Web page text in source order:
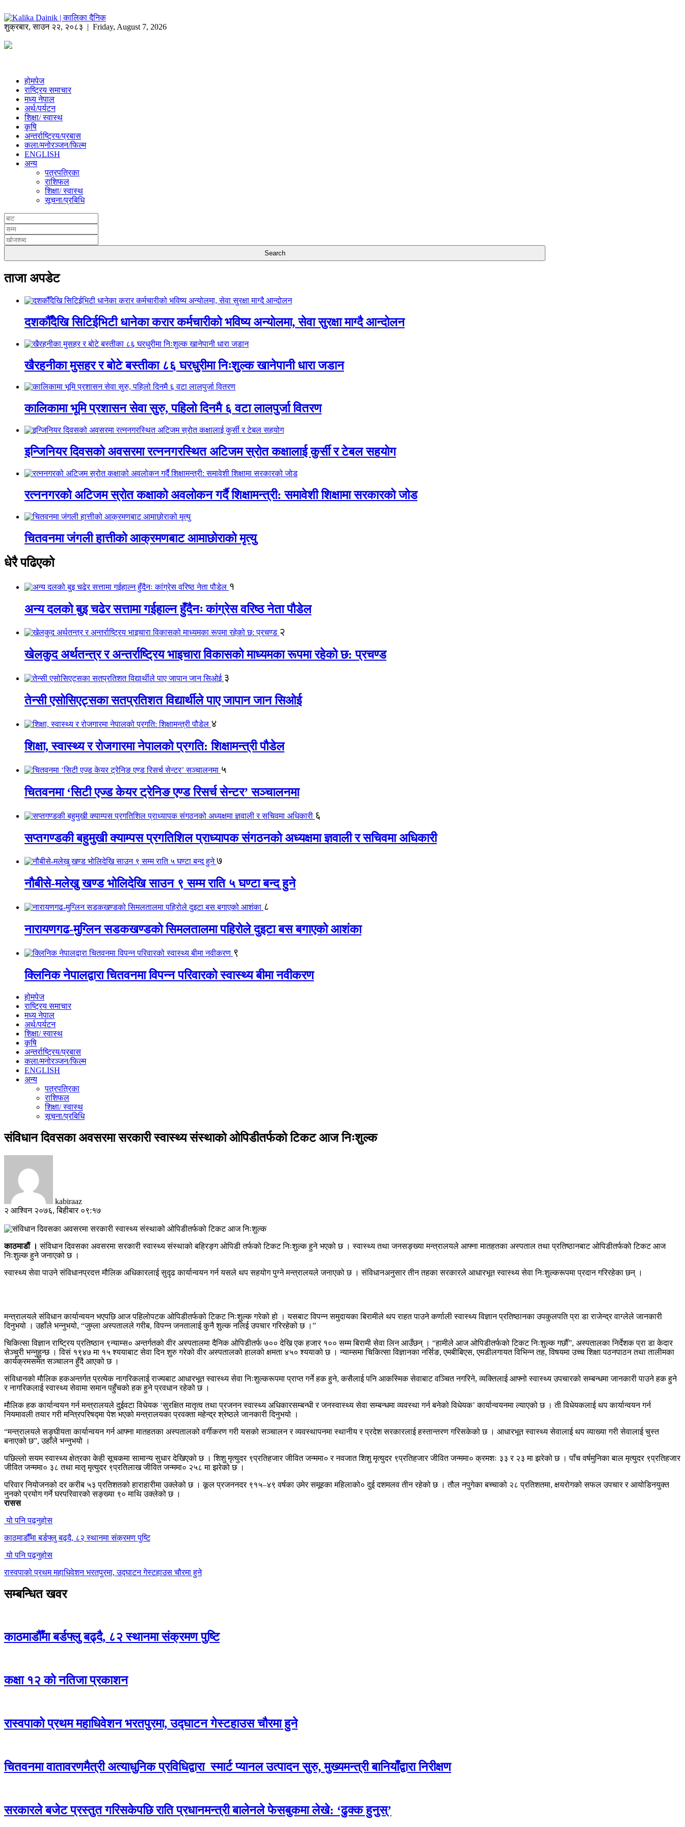
शुक्रबार,साउन २२, २०८३ | Friday, August 7, 2026
होमपेज
राष्ट्रिय समाचार
मध्य नेपाल
अर्थ/पर्यटन
शिक्षा/ स्वास्थ
कृषि
अन्तर्राष्ट्रिय/प्रबास
कला/मनोरञ्जन/फिल्म
ENGLISH
अन्य
पत्रपत्रिका
राशिफल
शिक्षा/ स्वास्थ
सूचना/प्रबिधि
ताजा अपडेट
दशकौँदेखि सिटिईभिटी धानेका करार कर्मचारीको भविष्य अन्योलमा, सेवा सुरक्षा माग्दै आन्दोलन
खैरहनीका मुसहर र बोटे बस्तीका ८६ घरधुरीमा निःशुल्क खानेपानी धारा जडान
कालिकामा भूमि प्रशासन सेवा सुरु, पहिलो दिनमै ६ वटा लालपुर्जा वितरण
इन्जिनियर दिवसको अवसरमा रत्ननगरस्थित अटिजम स्रोत कक्षालाई कुर्सी र टेबल सहयोग
रत्ननगरको अटिजम स्रोत कक्षाको अवलोकन गर्दै शिक्षामन्त्री: समावेशी शिक्षामा सरकारको जोड
चितवनमा जंगली हात्तीको आक्रमणबाट आमाछोराको मृत्यु
धेरै पढिएको
१
अन्य दलको बुइ चढेर सत्तामा गईहाल्न हुँदैनः कांग्रेस वरिष्ठ नेता पौडेल
२
खेलकुद अर्थतन्त्र र अन्तर्राष्ट्रिय भाइचारा विकासको माध्यमका रूपमा रहेको छ: प्रचण्ड
३
तेन्सी एसोसिएट्सका सतप्रतिशत विद्यार्थीले पाए जापान जान सिओई
४
शिक्षा, स्वास्थ्य र रोजगारमा नेपालको प्रगति: शिक्षामन्त्री पौडेल
५
चितवनमा ‘सिटी एज्ड केयर ट्रेनिङ एण्ड रिसर्च सेन्टर’ सञ्चालनमा
६
सप्तगण्डकी बहुमुखी क्याम्पस प्रगतिशिल प्राध्यापक संगठनको अध्यक्षमा ज्ञवाली र सचिवमा अधिकारी
७
नौबीसे-मलेखु खण्ड भोलिदेखि साउन ९ सम्म राति ५ घण्टा बन्द हुने
८
नारायणगढ-मुग्लिन सडकखण्डको सिमलतालमा पहिरोले दुइटा बस बगाएको आशंका
९
क्लिनिक नेपालद्वारा चितवनमा विपन्न परिवारको स्वास्थ्य बीमा नवीकरण
होमपेज
राष्ट्रिय समाचार
मध्य नेपाल
अर्थ/पर्यटन
शिक्षा/ स्वास्थ
कृषि
अन्तर्राष्ट्रिय/प्रबास
कला/मनोरञ्जन/फिल्म
ENGLISH
अन्य
पत्रपत्रिका
राशिफल
शिक्षा/ स्वास्थ
सूचना/प्रबिधि
संविधान दिवसका अवसरमा सरकारी स्वास्थ्य संस्थाको ओपिडीतर्फको टिकट आज निःशुल्क
kabiraaz
२ आश्विन २०७६, बिहीबार ०९:१७
काठमाडौं । संविधान दिवसका अवसरमा सरकारी स्वास्थ्य संस्थाको बहिरङ्ग ओपिडी तर्फको टिकट निःशुल्क हुने भएको छ । स्वास्थ्य तथा जनसङ्ख्या मन्त्रालयले आफ्ना मातहतका अस्पताल तथा प्रतिष्ठानबाट ओपिडीतर्फको टिकट आज
निःशुल्क हुने जनाएको छ ।
स्वास्थ्य सेवा पाउने संविधानप्रदत्त मौलिक अधिकारलाई सुदृढ कार्यान्वयन गर्न यसले थप सहयोग पुग्ने मन्त्रालयले जनाएको छ । संविधानअनुसार तीन तहका सरकारले आधारभूत स्वास्थ्य सेवा निःशुल्करूपमा प्रदान गरिरहेका छन् ।
मन्त्रालयले संविधान कार्यान्वयन भएपछि आज पहिलोपटक ओपिडीतर्फको टिकट निःशुल्क गरेको हो । यसबाट विपन्न समुदायका बिरामीले थप राहत पाउने कर्णाली स्वास्थ्य विज्ञान प्रतिष्ठानका उपकुलपति प्रा डा राजेन्द्र वाग्लेले जानकारी
दिनुभयो । उहाँले भन्नुभयो, “जुम्ला अस्पतालले गरीब, विपन्न जनतालाई कुनै शुल्क नलिई उपचार गरिरहेको छ ।”
चिकित्सा विज्ञान राष्ट्रिय प्रतिष्ठान ९न्याम्स० अन्तर्गतको वीर अस्पतालमा दैनिक ओपिडीतर्फ ७०० देखि एक हजार १०० सम्म बिरामी सेवा लिन आउँछन् । “हामीले आज ओपिडीतर्फको टिकट निःशुल्क गर्छौँ”, अस्पतालका निर्देशक प्रा डा केदार
सेञ्चुरी भन्नुहुन्छ । विसं १९४७ मा १५ श्ययाबाट सेवा दिन शुरु गरेको वीर अस्पतालको हालको क्षमता ४५० श्ययाको छ । न्याम्समा चिकित्सा विज्ञानका नर्सिङ, एमबीबिएस, एमडीलगायत विभिन्न तह, विषयमा उच्च शिक्षा पठनपाठन तथा तालीमका
कार्यक्रमसमेत सञ्चालन हुँदै आएको छ ।
संविधानको मौलिक हकअन्तर्गत प्रत्येक नागरिकलाई राज्यबाट आधारभूत स्वास्थ्य सेवा निःशुल्करूपमा प्राप्त गर्ने हक हुने, कसैलाई पनि आकस्मिक सेवाबाट वञ्चित नगरिने, व्यक्तिलाई आफ्नो स्वास्थ्य उपचारको सम्बन्धमा जानकारी पाउने हक हुने
र नागरिकलाई स्वास्थ्य सेवामा समान पहुँचको हक हुने प्रवधान रहेको छ ।
मौलिक हक कार्यान्वयन गर्न मन्त्रालयले दुईवटा विधेयक ‘सुरक्षित मातृत्व तथा प्रजनन स्वास्थ्य अधिकारसम्बन्धी र जनस्वास्थ्य सेवा सम्बन्धमा व्यवस्था गर्न बनेको विधेयक’ कार्यान्वयनमा ल्याएको छ । ती विधेयकलाई थप कार्यान्वयन गर्न
नियमावली तयार गरी मन्त्रिपरिषद्मा पेश भएको मन्त्रालयका प्रवक्ता महेन्द्र श्रेष्ठले जानकारी दिनुभयो ।
“मन्त्रालयले सङ्घीयता कार्यान्वयन गर्न आफ्ना मातहतका अस्पतालको वर्गीकरण गरी यसको सञ्चालन र व्यवस्थापनमा स्थानीय र प्रदेश सरकारलाई हस्तान्तरण गरिसकेको छ । आधारभूत स्वास्थ्य सेवालाई थप व्याख्या गरी सेवालाई चुस्त
बनाएको छ”, उहाँले भन्नुभयो ।
पछिल्लो सयम स्वास्थ्य क्षेत्रका केही सूचकमा सामान्य सुधार देखिएको छ । शिशु मृत्युदर ९प्रतिहजार जीवित जन्ममा० र नवजात शिशु मृत्युदर ९प्रतिहजार जीवित जन्ममा० क्रमशः ३३ र २३ मा झरेको छ । पाँच वर्षमुनिका बाल मृत्युदर ९प्रतिहजार
जीवित जन्ममा० ३८ तथा मातृ मृत्युदर ९प्रतिलाख जीवित जन्ममा० २५८ मा झरेको छ ।
परिवार नियोजनको दर करीब ५३ प्रतिशतको हाराहारीमा उक्लेको छ । कूल प्रजननदर ९१५–४९ वर्षका उमेर समूहका महिलाको० दुई दशमलव तीन रहेको छ । तौल नपुगेका बच्चाको २८ प्रतिशतमा, क्षयरोगको सफल उपचार र आयोडिनयुक्त
नुनको प्रयोग गर्ने घरपरिवारको सङ्ख्या ९० माथि उक्लेको छ ।
रासस
यो पनि पढ्नुहोस
काठमाडौँमा बर्डफ्लु बढ्दै, ८२ स्थानमा संक्रमण पुष्टि
यो पनि पढ्नुहोस
रास्वपाको प्रथम महाधिवेशन भरतपुरमा, उद्घाटन गेस्टहाउस चौरमा हुने
सम्बन्धित खवर
काठमाडौँमा बर्डफ्लु बढ्दै, ८२ स्थानमा संक्रमण पुष्टि
कक्षा १२ को नतिजा प्रकाशन
रास्वपाको प्रथम महाधिवेशन भरतपुरमा, उद्घाटन गेस्टहाउस चौरमा हुने
चितवनमा वातावरणमैत्री अत्याधुनिक प्रविधिद्वारा स्मार्ट प्यानल उत्पादन सुरु, मुख्यमन्त्री बानियाँद्वारा निरीक्षण
सरकारले बजेट प्रस्तुत गरिसकेपछि राति प्रधानमन्त्री बालेनले फेसबुकमा लेखे: ‘ढुक्क हुनुस्’